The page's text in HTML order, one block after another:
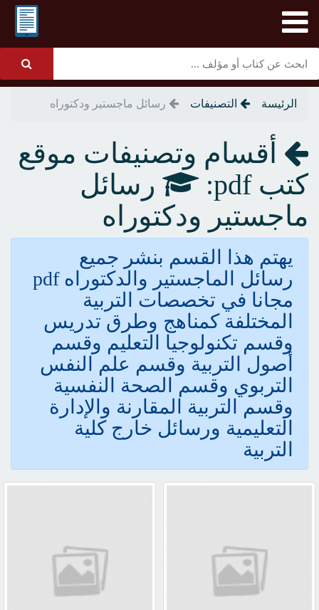
الرئيسة التصنيفات رسائل ماجستير ودكتوراه
أقسام وتصنيفات موقع
كتب pdf:
رسائل
ماجستير ودكتوراه
يهتم هذا القسم بنشر جميع
رسائل الماجستير والدكتوراه pdf
مجانا في تخصصات التربية
المختلفة كمناهج وطرق تدريس
وقسم تكنولوجيا التعليم وقسم
أصول التربية وقسم علم النفس
التربوي وقسم الصحة النفسية
وقسم التربية المقارنة والإدارة
التعليمية ورسائل خارج كلية
التربية